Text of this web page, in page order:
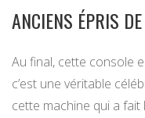
ANCIENS ÉPRIS
Au final, cette console
c’est une véritable
cette machine qui a fait